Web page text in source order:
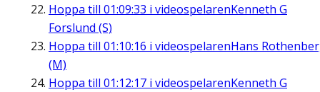
Hoppa till 01:09:33 i videospelarenKenneth G
Forslund (S)
Hoppa till 01:10:16 i videospelarenHans
(M)
Hoppa till 01:12:17 i videospelarenKenneth G